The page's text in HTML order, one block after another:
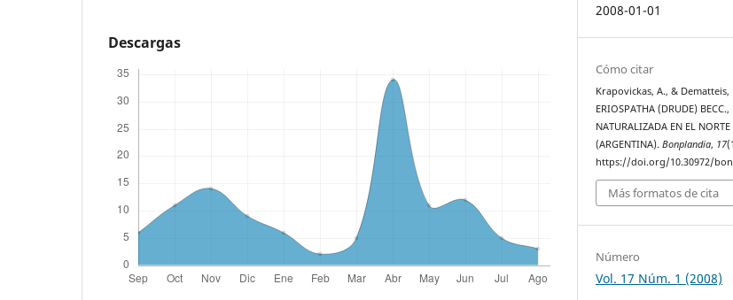
Descargas
2008-01-01
Cómo citar
Krapovickas, A., & Dematteis,
ERIOSPATHA (DRUDE) BECC.,
NATURALIZADA EN EL
(ARGENTINA).Bonplandia, 17
https://doi.org/10.30972/
Más formatos de cita
Número
Vol. 17 Núm. 1 (2008)